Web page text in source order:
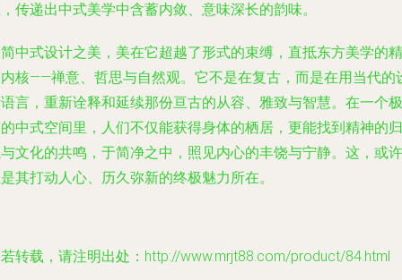
传递出中式美学中含蓄内敛、意味深长的韵味。
中式设计之美，美在它超越了形式的束缚，直抵东方美学的精
核——禅意、哲思与自然观。它不是在复古，而是在用当代的
言，重新诠释和延续那份亘古的从容、雅致与智慧。在一个极
中式空间里，人们不仅能获得身体的栖居，更能找到精神的归
文化的共鸣，于简净之中，照见内心的丰饶与宁静。这，或许
其打动人心、历久弥新的终极魅力所在。
转载，请注明出处：http://www.mrjt88.com/product/84.html